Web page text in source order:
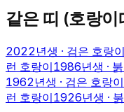
같은 띠 (호랑이
2022년생 · 검은 호랑이
런 호랑이1986년생 ·
1962년생 · 검은 호랑이
런 호랑이1926년생 ·